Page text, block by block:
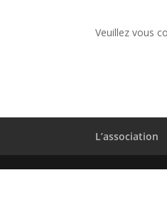
Veuillez vous
L’association